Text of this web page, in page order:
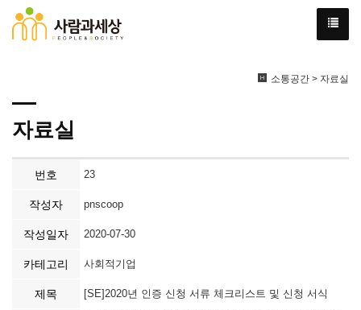
소통공간 > 자료실
자료실
번호 23
작성자 pnscoop
작성일자 2020-07-30
카테고리 사회적기업
제목 [SE]2020년 인증 신청 서류 체크리스트 및 신청 서식